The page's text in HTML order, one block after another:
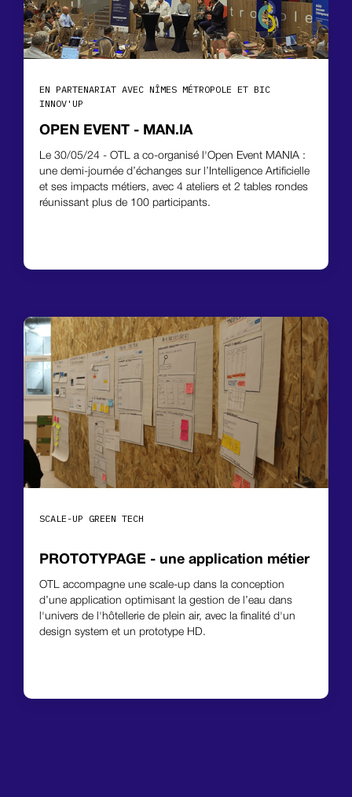
EN PARTENARIAT AVEC NÎMES MÉTROPOLE ET BIC
INNOV'UP
OPEN EVENT - MAN.IA
Le 30/05/24 - OTL a co-organisé l'Open Event MANIA :
une demi-journée d’échanges sur l’Intelligence Artificielle
et ses impacts métiers, avec 4 ateliers et 2 tables rondes
réunissant plus de 100 participants.
SCALE-UP GREEN TECH
PROTOTYPAGE - une application métier
OTL accompagne une scale-up dans la conception
d’une application optimisant la gestion de l’eau dans
l'univers de l'hôtellerie de plein air, avec la finalité d'un
design system et un prototype HD.